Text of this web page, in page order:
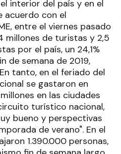
interior del país y en el
acuerdo con el
entre el viernes pasado
millones de turistas y 2,5
por el país, un 24,1%
de semana de 2019,
tanto, en el feriado del
se gastaron en
en las ciudades
turístico nacional,
bueno y perspectivas
de verano". En el
1.390.000 personas,